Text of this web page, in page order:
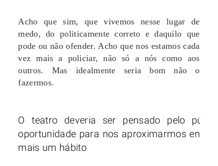
Acho que sim, que vivemos nesse lugar de
medo, do politicamente correto e daquilo que
pode ou não ofender. Acho que nos estamos cada
vez mais a policiar, não só a nós como aos
outros. Mas idealmente seria bom não o
fazermos.
O teatro deveria ser pensado pelo
oportunidade para nos aproximarmos
mais um hábito